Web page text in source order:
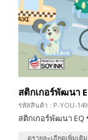
สติกเกอร์พัฒนา
รหัสสินค้า : P-YOU-
สติกเกอร์พัฒนา EQ
ดูรายละเอียดเพิ่มเติม